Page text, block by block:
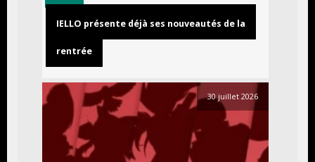
IELLO présente déjà ses nouveautés de la
rentrée
30 juillet 2026